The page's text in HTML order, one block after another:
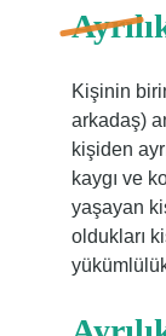
Kişinin
arkadaş)
kişiden
kaygı ve
yaşayan
oldukları